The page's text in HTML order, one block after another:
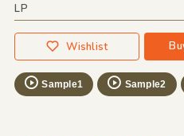
LP
Wishlist
Sample1 Sample2